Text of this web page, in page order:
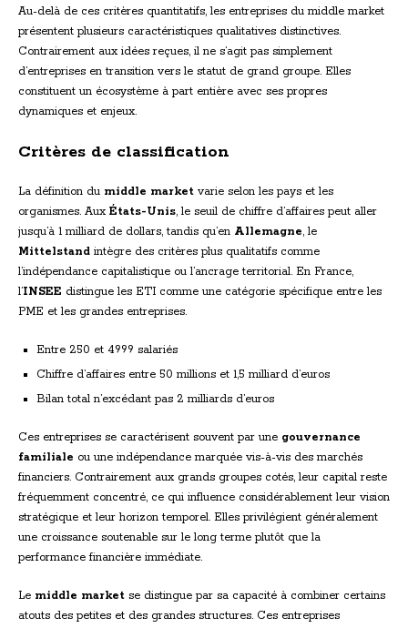
Au-delà de ces critères quantitatifs, les entreprises du middle market
présentent plusieurs caractéristiques qualitatives distinctives.
Contrairement aux idées reçues, il ne s’agit pas simplement
d’entreprises en transition vers le statut de grand groupe. Elles
constituent un écosystème à part entière avec ses propres
dynamiques et enjeux.
Critères de classification
La définition du middle market varie selon les pays et les
organismes. Aux États-Unis, le seuil de chiffre d’affaires peut aller
jusqu’à 1 milliard de dollars, tandis qu’en Allemagne, le
Mittelstand intègre des critères plus qualitatifs comme
l’indépendance capitalistique ou l’ancrage territorial. En France,
l’INSEE distingue les ETI comme une catégorie spécifique entre les
PME et les grandes entreprises.
Entre 250 et 4999 salariés
Chiffre d’affaires entre 50 millions et 1,5 milliard d’euros
Bilan total n’excédant pas 2 milliards d’euros
Ces entreprises se caractérisent souvent par une gouvernance
familiale ou une indépendance marquée vis-à-vis des marchés
financiers. Contrairement aux grands groupes cotés, leur capital reste
fréquemment concentré, ce qui influence considérablement leur vision
stratégique et leur horizon temporel. Elles privilégient généralement
une croissance soutenable sur le long terme plutôt que la
performance financière immédiate.
Le middle market se distingue par sa capacité à combiner certains
atouts des petites et des grandes structures. Ces entreprises